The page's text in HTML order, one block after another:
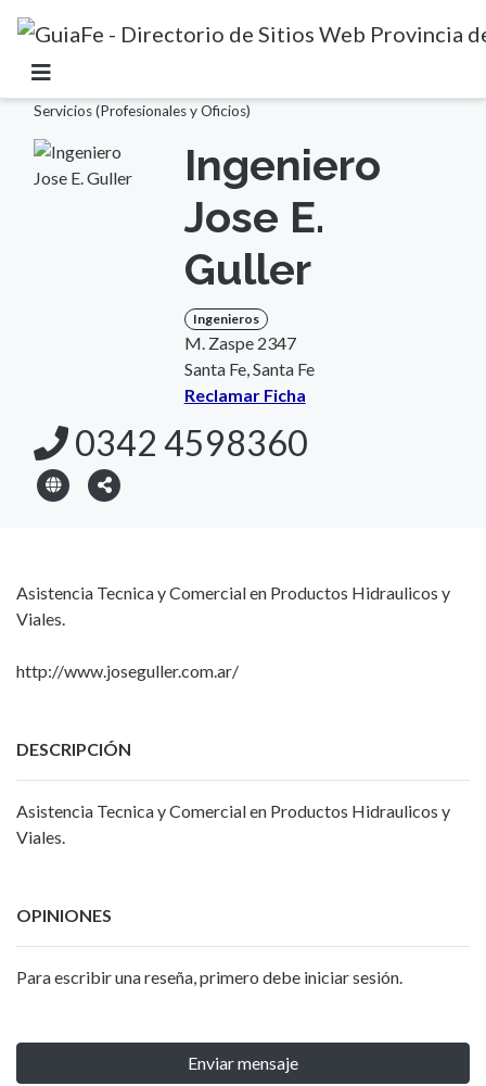
Servicios (Profesionales y Oficios)
Ingeniero
Jose E.
Guller
Ingenieros
M. Zaspe 2347
Santa Fe, Santa Fe
Reclamar Ficha
0342 4598360
Asistencia Tecnica y Comercial en Productos Hidraulicos y
Viales.
http://www.joseguller.com.ar/
DESCRIPCIÓN
Asistencia Tecnica y Comercial en Productos Hidraulicos y
Viales.
OPINIONES
Para escribir una reseña, primero debe iniciar sesión.
Enviar mensaje